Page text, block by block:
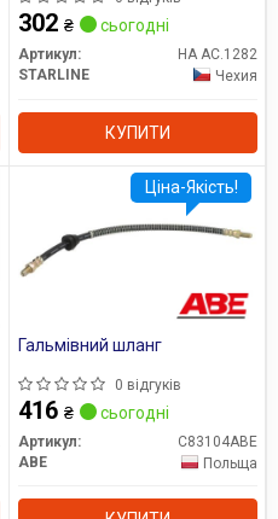
302 ₴ сьогодні
Артикул:
HA AC.1282
STARLINE
Чехия
КУПИТИ
Гальмівний шланг
0 відгуків
416 ₴ сьогодні
Артикул:
C83104ABE
ABE
Польща
Ціна-Якість!